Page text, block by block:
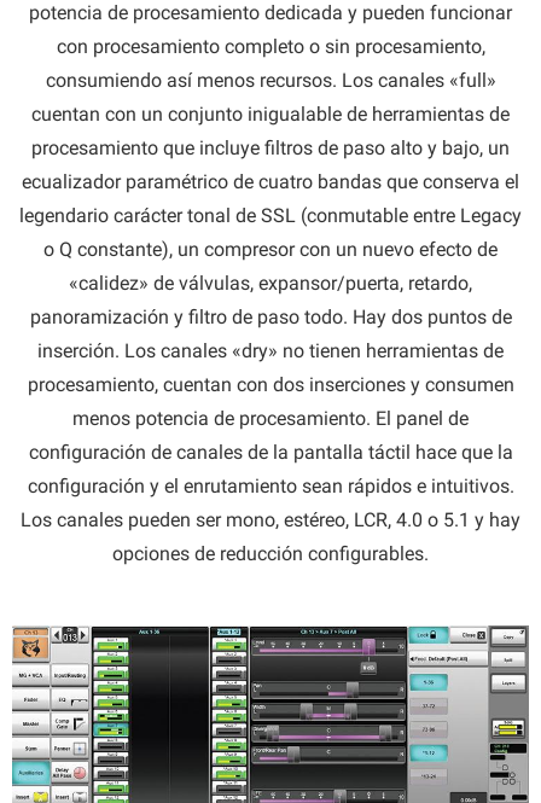
potencia de procesamiento dedicada y pueden funcionar
con procesamiento completo o sin procesamiento,
consumiendo así menos recursos. Los canales «full»
cuentan con un conjunto inigualable de herramientas de
procesamiento que incluye filtros de paso alto y bajo, un
ecualizador paramétrico de cuatro bandas que conserva el
legendario carácter tonal de SSL (conmutable entre Legacy
o Q constante), un compresor con un nuevo efecto de
«calidez» de válvulas, expansor/puerta, retardo,
panoramización y filtro de paso todo. Hay dos puntos de
inserción. Los canales «dry» no tienen herramientas de
procesamiento, cuentan con dos inserciones y consumen
menos potencia de procesamiento. El panel de
configuración de canales de la pantalla táctil hace que la
configuración y el enrutamiento sean rápidos e intuitivos.
Los canales pueden ser mono, estéreo, LCR, 4.0 o 5.1 y hay
opciones de reducción configurables.